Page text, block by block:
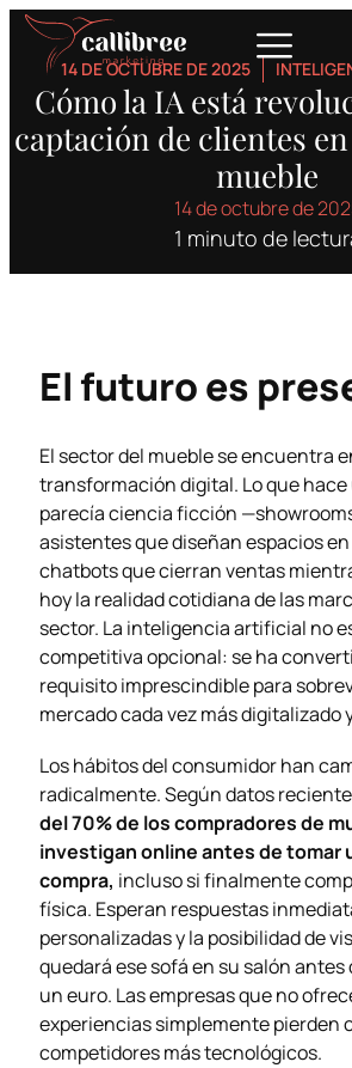
14 DE OCTUBRE DE 2025
Cómo la IA está
captación de clientes
mueble
14 de octubre de
1 minuto de
El futuro es
El sector del mueble se encuentra
transformación digital. Lo que hace
parecía ciencia ficción
asistentes que diseñan espacios
chatbots que cierran ventas
hoy la realidad cotidiana de las
sector. La inteligencia artificial no
competitiva opcional: se ha
requisito imprescindible para
mercado cada vez más digitalizado
Los hábitos del consumidor han
radicalmente. Según datos
del 70% de los compradores de
investigan online antes de tomar
compra, incluso si finalmente
física. Esperan respuestas
personalizadas y la posibilidad de
quedará ese sofá en su salón antes
un euro. Las empresas que no
experiencias simplemente pierden
competidores más tecnológicos.